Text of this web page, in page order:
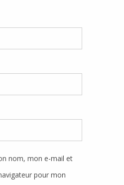
nom, mon e-mail et
pour mon